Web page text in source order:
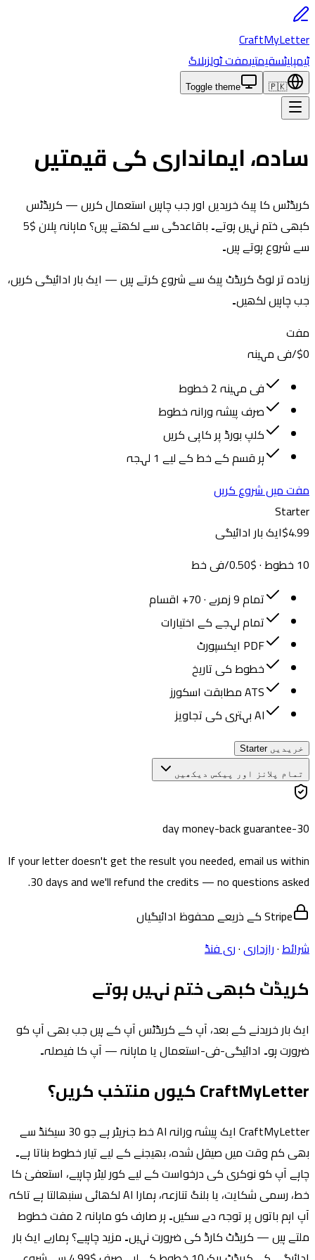
CraftMyLetter
ٹیمپلیٹسقیمتیںمفت ٹولزبلاگ
🇵🇰
Toggle theme
سادہ، ایمانداری کی قیمتیں
کریڈٹس کا پیک خریدیں اور جب چاہیں استعمال کریں — کریڈٹس
کبھی ختم نہیں ہوتے۔ باقاعدگی سے لکھتے ہیں؟ ماہانہ پلان $5
سے شروع ہوتے ہیں۔
زیادہ تر لوگ کریڈٹ پیک سے شروع کرتے ہیں — ایک بار ادائیگی کریں،
جب چاہیں لکھیں۔
مفت
$0
/فی مہینہ
فی مہینہ 2 خطوط
صرف پیشہ ورانہ خطوط
کلپ بورڈ پر کاپی کریں
ہر قسم کے خط کے لیے 1 لہجہ
مفت میں شروع کریں
Starter
$4.99 ایک بار ادائیگی
10 خطوط· $
0.50
/فی خط
تمام 9 زمرے · 70+ اقسام
تمام لہجے کے اختیارات
PDF ایکسپورٹ
خطوط کی تاریخ
ATS مطابقت اسکورز
AI بہتری کی تجاویز
خریدیں Starter
تمام پلانز اور پیکس دیکھیں
30-day money-back guarantee
If your letter doesn't get the result you needed, email us within
30 days and we'll refund the credits — no questions asked.
Stripe کے ذریعے محفوظ ادائیگیاں
شرائط·رازداری·ری فنڈ
کریڈٹ کبھی ختم نہیں ہوتے
ایک بار خریدنے کے بعد، آپ کے کریڈٹس آپ کے ہیں جب بھی آپ کو
ضرورت ہو۔ ادائیگی-فی-استعمال یا ماہانہ — آپ کا فیصلہ۔
CraftMyLetter کیوں منتخب کریں؟
CraftMyLetter ایک پیشہ ورانہ AI خط جنریٹر ہے جو 30 سیکنڈ سے
بھی کم وقت میں صیقل شدہ، بھیجنے کے لیے تیار خطوط بناتا ہے۔
چاہے آپ کو نوکری کی درخواست کے لیے کور لیٹر چاہیے، استعفیٰ کا
خط، رسمی شکایت، یا بلنگ تنازعہ، ہمارا AI لکھائی سنبھالتا ہے تاکہ
آپ اہم باتوں پر توجہ دے سکیں۔ ہر صارف کو ماہانہ 2 مفت خطوط
ملتے ہیں — کریڈٹ کارڈ کی ضرورت نہیں۔ مزید چاہیے؟ ہمارے ایک بار